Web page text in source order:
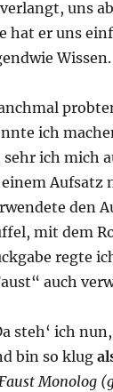
uns
hat er uns
ich
sehr ich mich
Aufsatz
den
mit dem
regte
auch
steh‘ ich
bin so klug
Monolog